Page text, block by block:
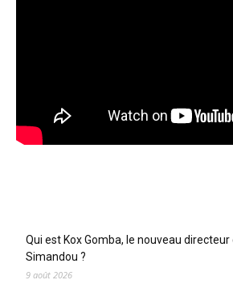
Qui est Kox Gomba, le nouveau
Simandou ?
9 août 2026